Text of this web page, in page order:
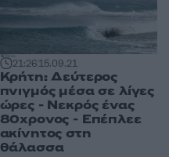
21:2615.09.21
Κρήτη: Δεύτερος
πνιγμός μέσα σε λίγες
ώρες - Νεκρός ένας
80χρονος - Επέπλεε
ακίνητος στη
θάλασσα